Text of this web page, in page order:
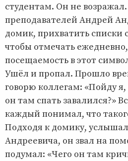
студентам. Он не
преподавателей Андрей
домик, прихватить списки
чтобы отмечать
посещаемость в этот
Ушёл и пропал. Прошло
говорю коллегам: «Пойду
он там спать завалился?»
каждый понимал, что
Подходя к домику,
Андреевича, он звал на
подумал: «Чего он там